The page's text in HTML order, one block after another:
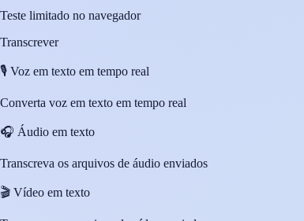
Teste limitado no navegador
Transcrever
🎙️ Voz em texto em tempo real
Converta voz em texto em tempo real
🎧 Áudio em texto
Transcreva os arquivos de áudio enviados
🎬 Vídeo em texto